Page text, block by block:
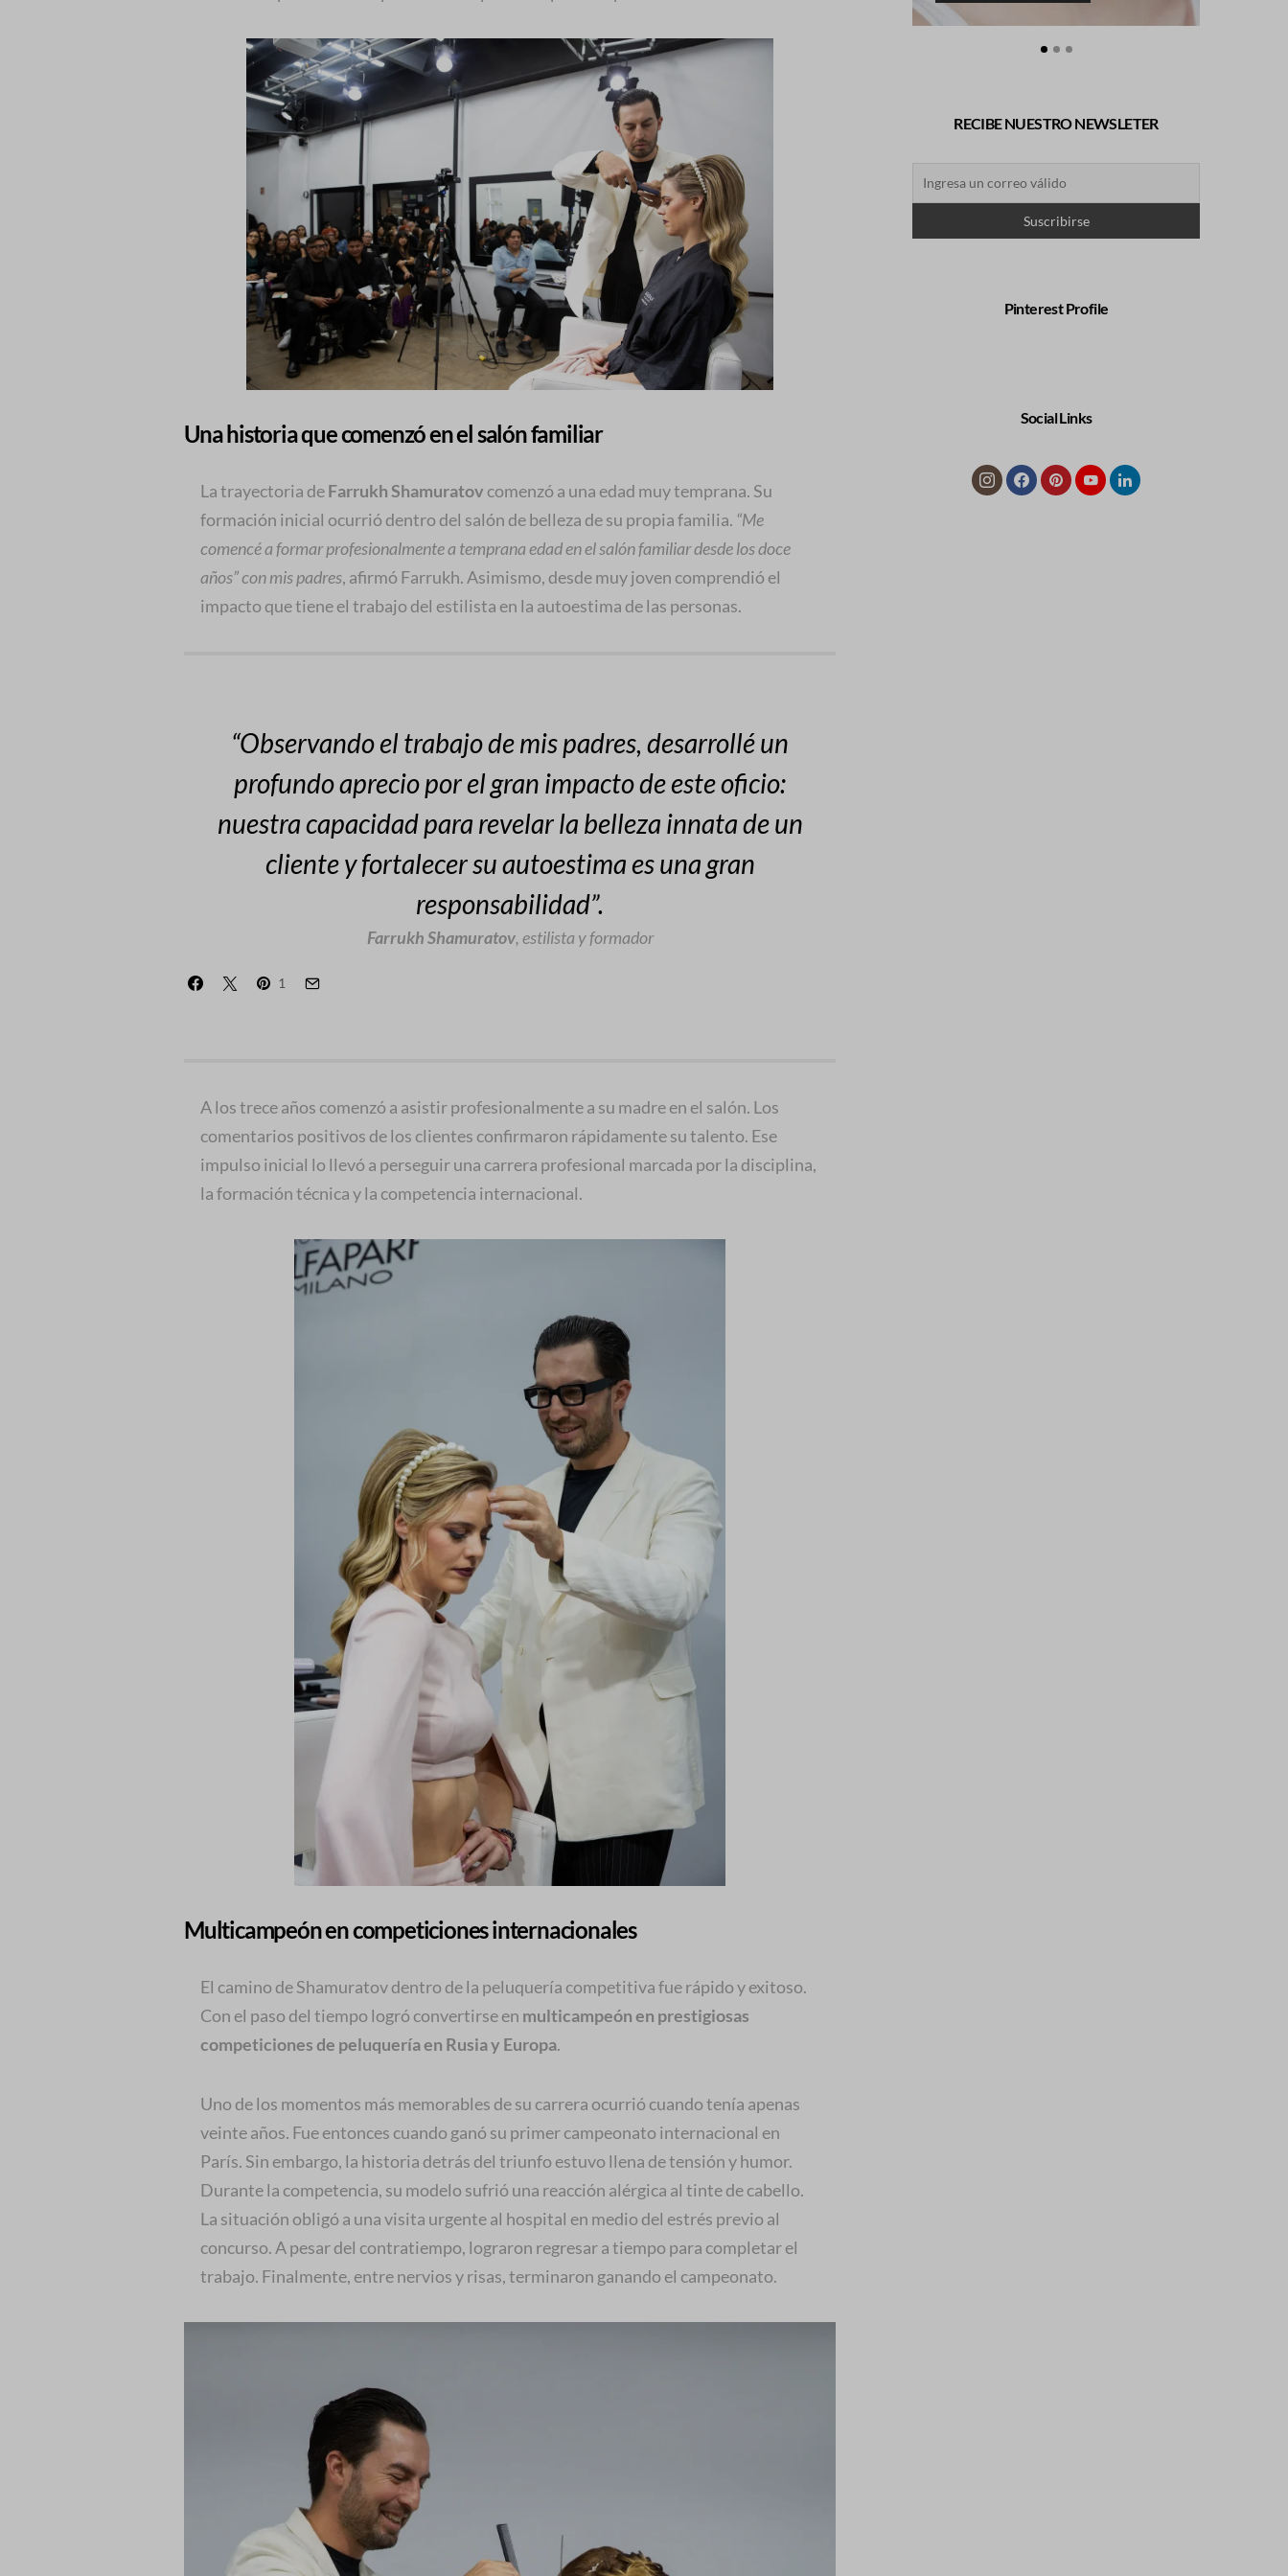
Una historia que comenzó en el salón familiar
La trayectoria deFarrukh Shamuratov comenzó a una edad muy temprana. Su
formación inicial ocurrió dentro del salón de belleza de su propia familia. “Me
comencé a formar profesionalmente a temprana edad en el salón familiar desde los doce
años” con mis padres, afirmó Farrukh. Asimismo, desde muy joven comprendió el
impacto que tiene el trabajo del estilista en la autoestima de las personas.
“Observando el trabajo de mis padres, desarrollé un
profundo aprecio por el gran impacto de este oficio:
nuestra capacidad para revelar la belleza innata de un
cliente y fortalecer su autoestima es una gran
responsabilidad”.
Farrukh Shamuratov, estilista y formador
1
A los trece años comenzó a asistir profesionalmente a su madre en el salón. Los
comentarios positivos de los clientes confirmaron rápidamente su talento. Ese
impulso inicial lo llevó a perseguir una carrera profesional marcada por la disciplina,
la formación técnica y la competencia internacional.
Multicampeón en competiciones internacionales
El camino de Shamuratov dentro de la peluquería competitiva fue rápido y exitoso.
Con el paso del tiempo logró convertirse en multicampeón en prestigiosas
competiciones de peluquería en Rusia y Europa.
Uno de los momentos más memorables de su carrera ocurrió cuando tenía apenas
veinte años. Fue entonces cuando ganó su primer campeonato internacional en
París. Sin embargo, la historia detrás del triunfo estuvo llena de tensión y humor.
Durante la competencia, su modelo sufrió una reacción alérgica al tinte de cabello.
La situación obligó a una visita urgente al hospital en medio del estrés previo al
concurso. A pesar del contratiempo, lograron regresar a tiempo para completar el
trabajo. Finalmente, entre nervios y risas, terminaron ganando el campeonato.
RECIBE NUESTRO NEWSLETER
Pinterest Profile
Social Links